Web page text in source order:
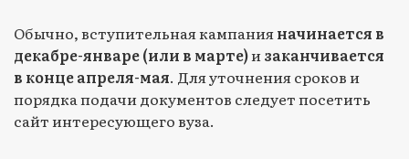
Обычно, вступительная кампанияначинается в
декабре-январе (или в марте)изаканчивается
в конце апреля-мая. Для уточнения сроков и
порядка подачи документов следует посетить
сайт интересующего вуза.